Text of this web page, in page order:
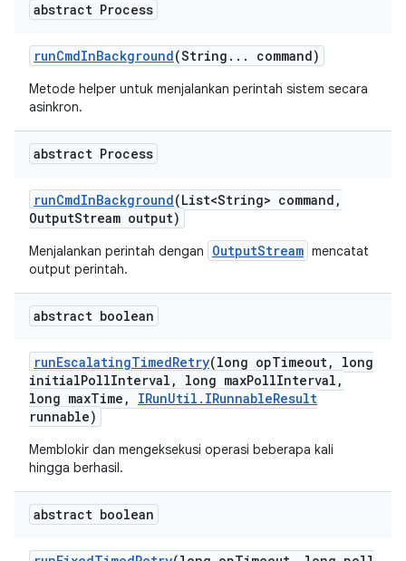
abstract Process
runCmdInBackground(String . . . command)
Metode helper untuk menjalankan perintah sistem secara
asinkron.
abstract Process
runCmdInBackground(List<String> command ,
OutputStream output)
Menjalankan perintah dengan OutputStream mencatat
output perintah.
abstract boolean
runEscalatingTimedRetry(long opTimeout,
long
initialPollInterval , long maxPollInterval ,
long maxTime , IRunUtil . IRunnableResult
runnable)
Memblokir dan mengeksekusi operasi beberapa kali
hingga berhasil.
abstract boolean